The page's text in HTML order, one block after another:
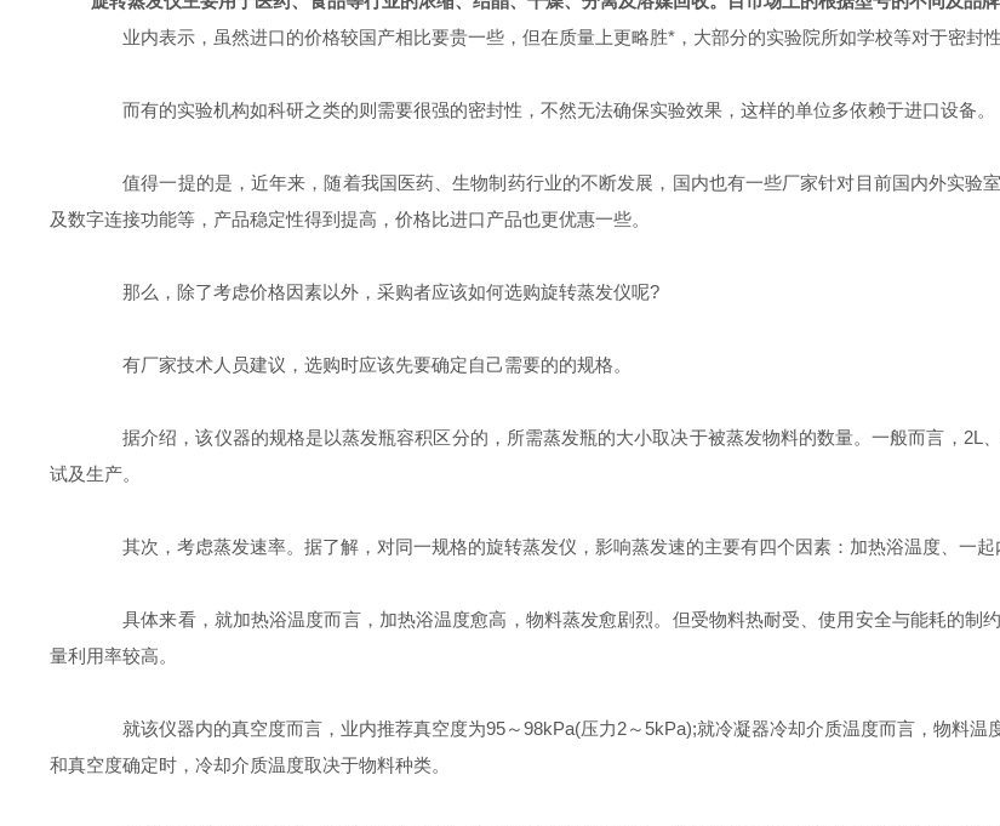
业内表示，虽然进口的价格较国产相比要贵一些，但在质量上更略胜*，大部分的实验院所如学校等对于密封性
而有的实验机构如科研之类的则需要很强的密封性，不然无法确保实验效果，这样的单位多依赖于进口设备。
值得一提的是，近年来，随着我国医药、生物制药行业的不断发展，国内也有一些厂家针对目前国内外实验
及数字连接功能等，产品稳定性得到提高，价格比进口产品也更优惠一些。
那么，除了考虑价格因素以外，采购者应该如何选购旋转蒸发仪呢?
有厂家技术人员建议，选购时应该先要确定自己需要的的规格。
据介绍，该仪器的规格是以蒸发瓶容积区分的，所需蒸发瓶的大小取决于被蒸发物料的数量。一般而言，2L
试及生产。
其次，考虑蒸发速率。据了解，对同一规格的旋转蒸发仪，影响蒸发速的主要有四个因素：加热浴温度、一起
具体来看，就加热浴温度而言，加热浴温度愈高，物料蒸发愈剧烈。但受物料热耐受、使用安全与能耗的制
量利用率较高。
就该仪器内的真空度而言，业内推荐真空度为95～98kPa(压力2～5kPa);就冷凝器冷却介质温度而言，物料温
和真空度确定时，冷却介质温度取决于物料种类。